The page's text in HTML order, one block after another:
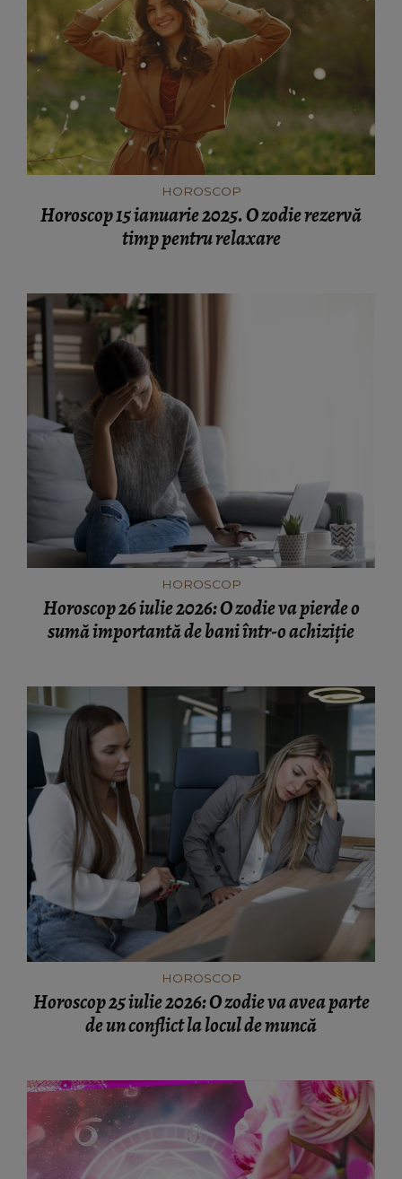
HOROSCOP
Horoscop 15 ianuarie 2025. O zodie rezervă
timp pentru relaxare
HOROSCOP
Horoscop 26 iulie 2026: O zodie va pierde o
sumă importantă de bani într-o achiziție
HOROSCOP
Horoscop 25 iulie 2026: O zodie va avea parte
de un conflict la locul de muncă